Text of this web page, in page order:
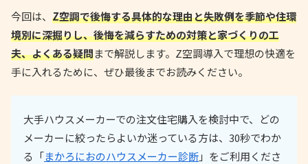
今回は、 Z空調で後悔する具体的な理由と失敗例を季節や住環
境別に深掘りし、後悔を減らすための対策と家づくりの工
夫、よくある疑問まで解説します。Z空調導入で理想の快適を
手に入れるために、ぜひ最後までお読みください。
大手ハウスメーカーでの注文住宅購入を検討中で、どの
メーカーに絞ったらよいか迷っている方は、30秒でわか
る「まかろにおのハウスメーカー診断」をご利用くださ